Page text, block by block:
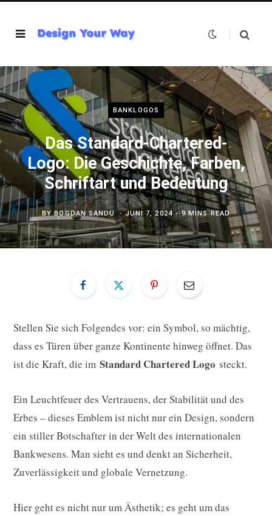
BANKLOGOS
Das Standard-Chartered-
Logo: Die Geschichte, Farben,
Schriftart und Bedeutung
BYBOGDAN SANDU JUNI 7, 2024 9 MINS READ
Stellen Sie sich Folgendes vor: ein Symbol, so mächtig,
dass es Türen über ganze Kontinente hinweg öffnet. Das
ist die Kraft, die im Standard Chartered Logo steckt.
Ein Leuchtfeuer des Vertrauens, der Stabilität und des
Erbes – dieses Emblem ist nicht nur ein Design, sondern
ein stiller Botschafter in der Welt des internationalen
Bankwesens. Man sieht es und denkt an Sicherheit,
Zuverlässigkeit und globale Vernetzung.
Hier geht es nicht nur um Ästhetik; es geht um das